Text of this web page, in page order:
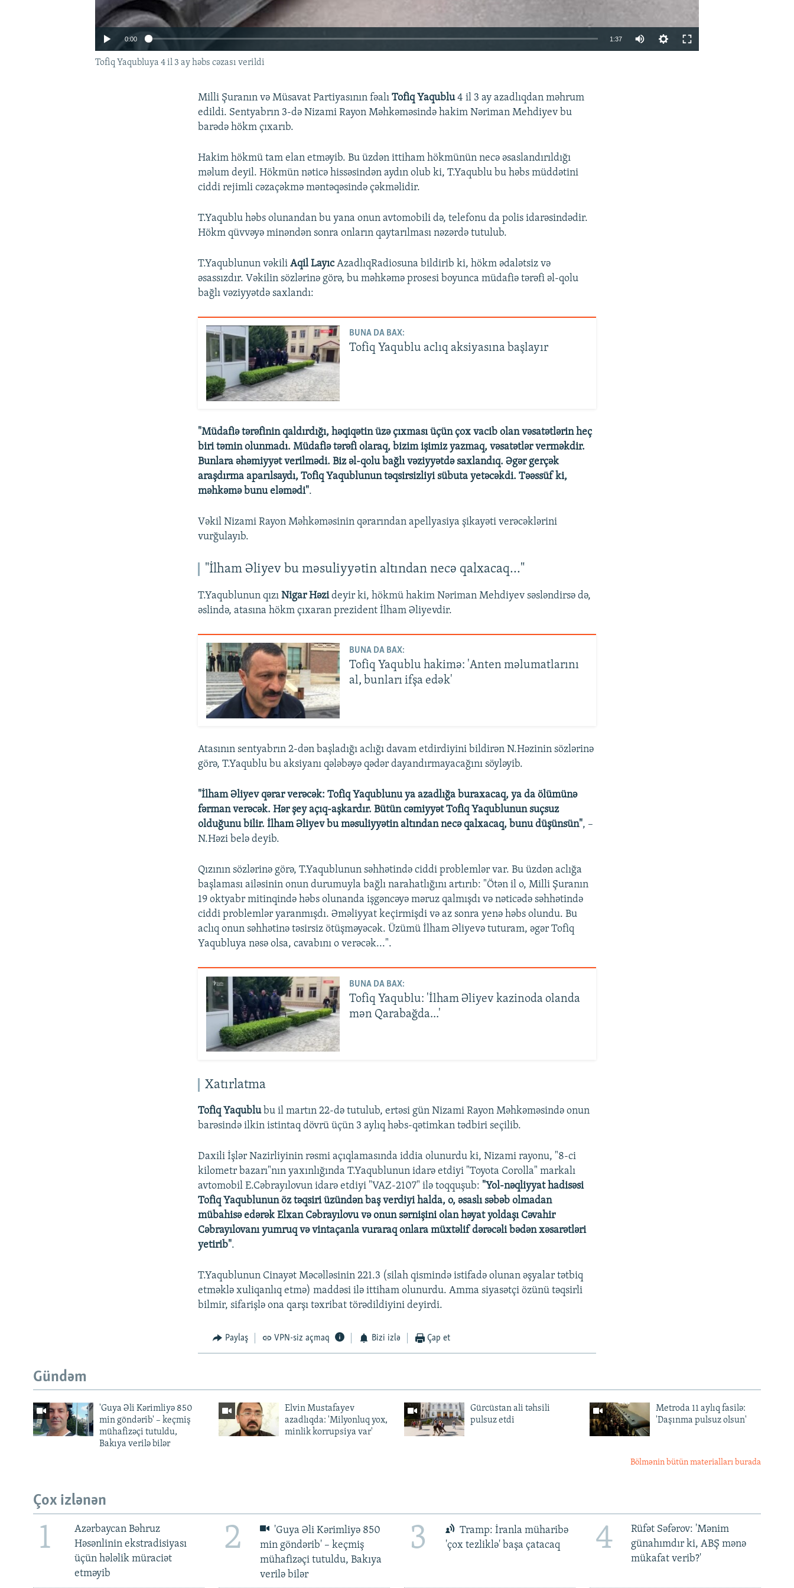
720p 1080p
0:00 1:37
Tofiq Yaqubluya 4 il 3 ay həbs cəzası verildi
Milli Şuranın və Müsavat Partiyasının fəalıTofiq Yaqublu4 il 3 ay azadlıqdan məhrum
edildi. Sentyabrın 3-də Nizami Rayon Məhkəməsində hakim Nəriman Mehdiyev bu
barədə hökm çıxarıb.
Hakim hökmü tam elan etməyib. Bu üzdən ittiham hökmünün necə əsaslandırıldığı
məlum deyil. Hökmün nəticə hissəsindən aydın olub ki, T.Yaqublu bu həbs müddətini
ciddi rejimli cəzaçəkmə məntəqəsində çəkməlidir.
T.Yaqublu həbs olunandan bu yana onun avtomobili də, telefonu da polis idarəsindədir.
Hökm qüvvəyə minəndən sonra onların qaytarılması nəzərdə tutulub.
T.Yaqublunun vəkiliAqil LayıcAzadlıqRadiosuna bildirib ki, hökm ədalətsiz və
əsassızdır. Vəkilin sözlərinə görə, bu məhkəmə prosesi boyunca müdafiə tərəfi əl-qolu
bağlı vəziyyətdə saxlandı:
BUNA DA BAX:
Tofiq Yaqublu aclıq aksiyasına başlayır
"Müdafiə tərəfinin qaldırdığı, həqiqətin üzə çıxması üçün çox vacib olan vəsatətlərin heç
biri təmin olunmadı. Müdafiə tərəfi olaraq, bizim işimiz yazmaq, vəsatətlər verməkdir.
Bunlara əhəmiyyət verilmədi. Biz əl-qolu bağlı vəziyyətdə saxlandıq. Əgər gerçək
araşdırma aparılsaydı, Tofiq Yaqublunun təqsirsizliyi sübuta yetəcəkdi. Təəssüf ki,
məhkəmə bunu eləmədi".
Vəkil Nizami Rayon Məhkəməsinin qərarından apellyasiya şikayəti verəcəklərini
vurğulayıb.
"İlham Əliyev bu məsuliyyətin altından necə qalxacaq..."
T.Yaqublunun qızıNigar Həzideyir ki, hökmü hakim Nəriman Mehdiyev səsləndirsə də,
əslində, atasına hökm çıxaran prezident İlham Əliyevdir.
BUNA DA BAX:
Tofiq Yaqublu hakimə: 'Anten məlumatlarını
al, bunları ifşa edək'
Atasının sentyabrın 2-dən başladığı aclığı davam etdirdiyini bildirən N.Həzinin sözlərinə
görə, T.Yaqublu bu aksiyanı qələbəyə qədər dayandırmayacağını söyləyib.
"İlham Əliyev qərar verəcək: Tofiq Yaqublunu ya azadlığa buraxacaq, ya da ölümünə
fərman verəcək. Hər şey açıq-aşkardır. Bütün cəmiyyət Tofiq Yaqublunun suçsuz
olduğunu bilir. İlham Əliyev bu məsuliyyətin altından necə qalxacaq, bunu düşünsün", –
N.Həzi belə deyib.
Qızının sözlərinə görə, T.Yaqublunun səhhətində ciddi problemlər var. Bu üzdən aclığa
başlaması ailəsinin onun durumuyla bağlı narahatlığını artırıb: "Ötən il o, Milli Şuranın
19 oktyabr mitinqində həbs olunanda işgəncəyə məruz qalmışdı və nəticədə səhhətində
ciddi problemlər yaranmışdı. Əməliyyat keçirmişdi və az sonra yenə həbs olundu. Bu
aclıq onun səhhətinə təsirsiz ötüşməyəcək. Üzümü İlham Əliyevə tuturam, əgər Tofiq
Yaqubluya nəsə olsa, cavabını o verəcək...".
BUNA DA BAX:
Tofiq Yaqublu: 'İlham Əliyev kazinoda olanda
mən Qarabağda...'
Xatırlatma
Tofiq Yaqublubu il martın 22-də tutulub, ertəsi gün Nizami Rayon Məhkəməsində onun
barəsində ilkin istintaq dövrü üçün 3 aylıq həbs-qətimkan tədbiri seçilib.
Daxili İşlər Nazirliyinin rəsmi açıqlamasında iddia olunurdu ki, Nizami rayonu, "8-ci
kilometr bazarı"nın yaxınlığında T.Yaqublunun idarə etdiyi "Toyota Corolla" markalı
avtomobil E.Cəbrayılovun idarə etdiyi "VAZ-2107" ilə toqquşub: "Yol-nəqliyyat hadisəsi
Tofiq Yaqublunun öz təqsiri üzündən baş verdiyi halda, o, əsaslı səbəb olmadan
mübahisə edərək Elxan Cəbrayılovu və onun sərnişini olan həyat yoldaşı Cəvahir
Cəbrayılovanı yumruq və vintaçanla vuraraq onlara müxtəlif dərəcəli bədən xəsarətləri
yetirib".
T.Yaqublunun Cinayət Məcəlləsinin 221.3 (silah qismində istifadə olunan əşyalar tətbiq
etməklə xuliqanlıq etmə) maddəsi ilə ittiham olunurdu. Amma siyasətçi özünü təqsirli
bilmir, sifarişlə ona qarşı təxribat törədildiyini deyirdi.
Paylaş VPN-siz açmaq Bizi izlə Çap et
Gündəm
'Guya Əli Kərimliyə 850
min göndərib' – keçmiş
mühafizəçi tutuldu,
Bakıya verilə bilər
Elvin Mustafayev
azadlıqda: 'Milyonluq yox,
minlik korrupsiya var'
Gürcüstan ali təhsili
pulsuz etdi
Metroda 11 aylıq fasilə:
'Daşınma pulsuz olsun'
Bölmənin bütün materialları burada
Çox izlənən
1
Azərbaycan Bəhruz
Həsənlinin ekstradisiyası
üçün hələlik müraciət
etməyib
2
'Guya Əli Kərimliyə 850
min göndərib' – keçmiş
mühafizəçi tutuldu, Bakıya
verilə bilər
3
Tramp: İranla müharibə
'çox tezliklə' başa çatacaq
4
Rüfət Səfərov: 'Mənim
günahımdır ki, ABŞ mənə
mükafat verib?'